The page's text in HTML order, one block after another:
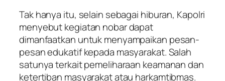
Tak hanya itu, selain sebagai hiburan, Kapolri
menyebut kegiatan nobar dapat
dimanfaatkan untuk menyampaikan pesan-
pesan edukatif kepada masyarakat. Salah
satunya terkait pemeliharaan keamanan dan
ketertiban masyarakat atau harkamtibmas.